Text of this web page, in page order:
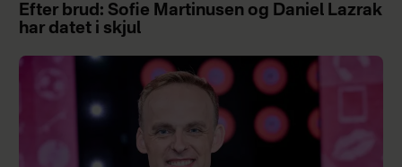
Efter brud: Sofie Martinusen og Daniel Lazrak
har datet i skjul